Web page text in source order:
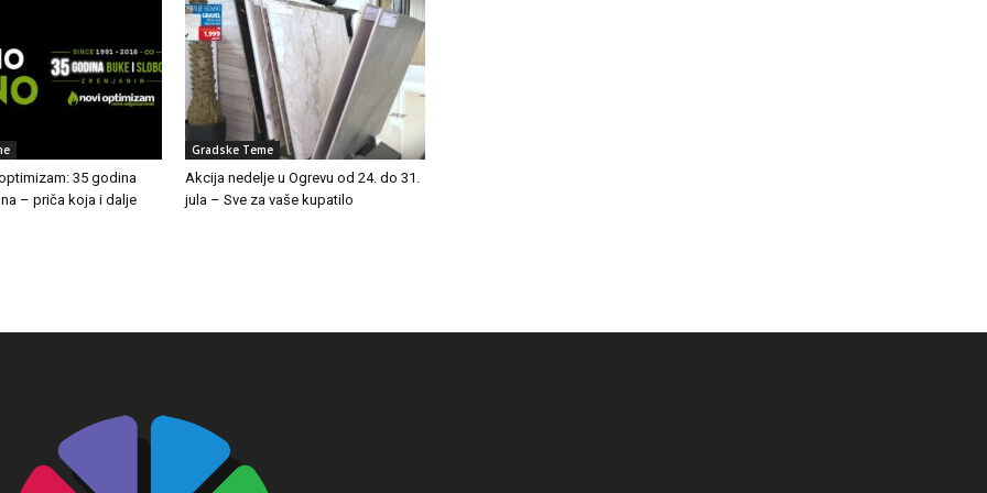
35 godina
– priča koja i dalje
Gradske Teme
Akcija nedelje u Ogrevu od 24. do 31.
jula – Sve za vaše kupatilo